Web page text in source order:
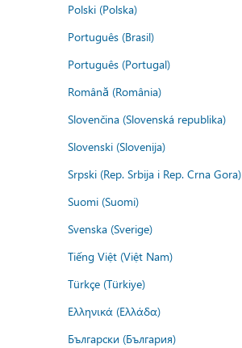
Polski (Polska)
Português (Brasil)
Português (Portugal)
Română (România)
Slovenčina (Slovenská republika)
Slovenski (Slovenija)
Srpski (Rep. Srbija i Rep. Crna Gora)
Suomi (Suomi)
Svenska (Sverige)
Tiếng Việt (Việt Nam)
Türkçe (Türkiye)
Ελληνικά (Ελλάδα)
Български (България)